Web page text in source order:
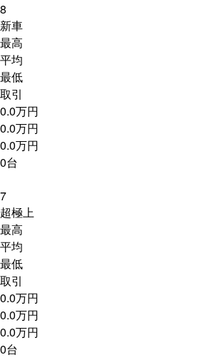
8
新車
最高
平均
最低
取引
0.0万円
0.0万円
0.0万円
0台
7
超極上
最高
平均
最低
取引
0.0万円
0.0万円
0.0万円
0台